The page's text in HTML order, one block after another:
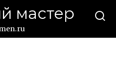
мастер